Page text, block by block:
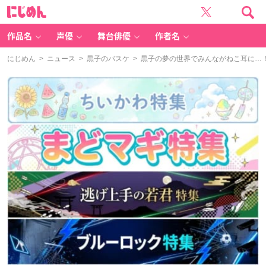
作品名 声優 舞台俳優 作者名
にじめん > ニュース > 黒子のバスケ > 黒子の夢の世界でみんながねこ耳に…